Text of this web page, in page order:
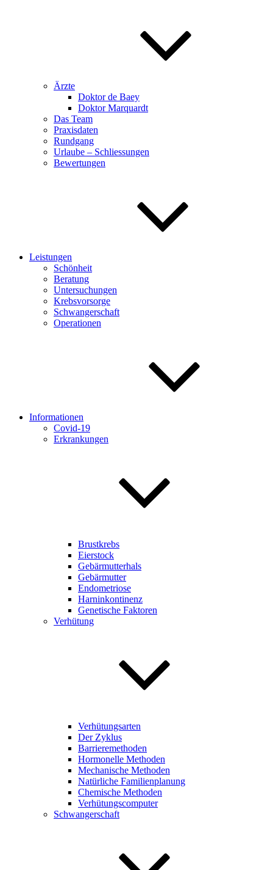
Ärzte
Doktor de Baey
Doktor Marquardt
Das Team
Praxisdaten
Rundgang
Urlaube – Schliessungen
Bewertungen
Leistungen
Schönheit
Beratung
Untersuchungen
Krebsvorsorge
Schwangerschaft
Operationen
Informationen
Covid-19
Erkrankungen
Brustkrebs
Eierstock
Gebärmutterhals
Gebärmutter
Endometriose
Harninkontinenz
Genetische Faktoren
Verhütung
Verhütungsarten
Der Zyklus
Barrieremethoden
Hormonelle Methoden
Mechanische Methoden
Natürliche Familienplanung
Chemische Methoden
Verhütungscomputer
Schwangerschaft